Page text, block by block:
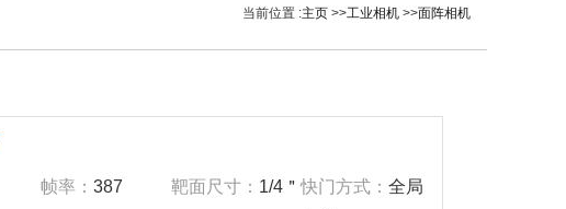
当前位置 :主页 >>工业相机 >>面阵相机
帧率：387 靶面尺寸： 1/4＂快门方式：全局